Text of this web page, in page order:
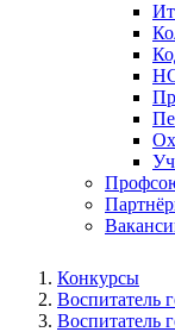
Конкурсы
Воспитатель
Воспитатель